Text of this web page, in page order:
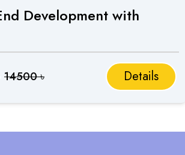
Development with
14500৳ Details